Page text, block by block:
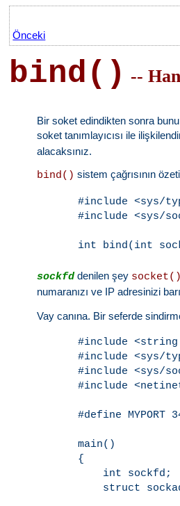
Önceki
bind() --
Bir soket edindikten sonra
soket tanımlayıcısı ile
alacaksınız.
bind() sistem çağrısının
#include <sys/
#include <sys/
sockfddenilen şey socket()
numaranızı ve IP adresinizi
Vay canına. Bir seferde
#include
#include <sys/
#include <sys/
#include
#define MYPORT
main()
{
    int sockfd;
struct